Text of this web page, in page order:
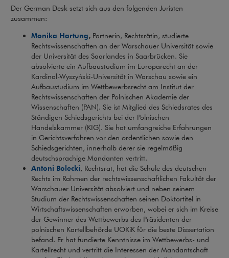
Der German Desk setzt sich aus den folgenden Juristen
zusammen:
Monika Hartung, Partnerin, Rechtsrätin, studierte
Rechtswissenschaften an der Warschauer Universität sowie
der Universität des Saarlandes in Saarbrücken. Sie
absolvierte ein Aufbaustudium im Europarecht an der
Kardinal-Wyszyński-Universität in Warschau sowie ein
Aufbaustudium im Wettbewerbsrecht am Institut der
Rechtswissenschaften der Polnischen Akademie der
Wissenschaften (PAN). Sie ist Mitglied des Schiedsrates des
Ständigen Schiedsgerichts bei der Polnischen
Handelskammer (KIG). Sie hat umfangreiche Erfahrungen
in Gerichtsverfahren vor den ordentlichen sowie den
Schiedsgerichten, innerhalb derer sie regelmäßig
deutschsprachige Mandanten vertritt.
Antoni Bolecki, Rechtsrat, hat die Schule des deutschen
Rechts im Rahmen der rechtswissenschaftlichen Fakultät der
Warschauer Universität absolviert und neben seinem
Studium der Rechtswissenschaften seinen Doktortitel in
Wirtschaftswissenschaften erworben, wobei er sich im Kreise
der Gewinner des Wettbewerbs des Präsidenten der
polnischen Kartellbehörde UOKiK für die beste Dissertation
befand. Er hat fundierte Kenntnisse im Wettbewerbs- und
Kartellrecht und vertritt die Interessen der Mandantschaft